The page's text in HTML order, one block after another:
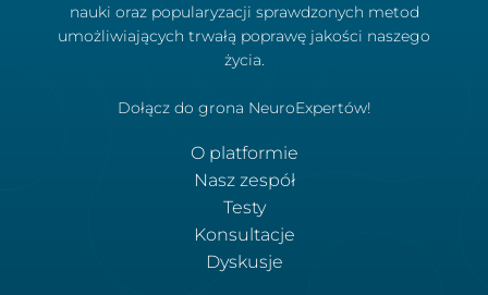
nauki oraz popularyzacji sprawdzonych metod
umożliwiających trwałą poprawę jakości naszego
życia.
Dołącz do grona NeuroExpertów!
O platformie
Nasz zespół
Testy
Konsultacje
Dyskusje